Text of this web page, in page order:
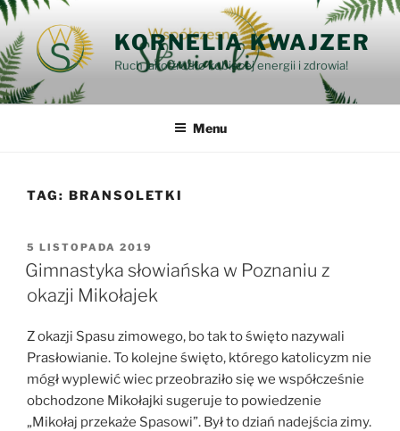
Przejdź
do
treści
KORNELIA KWAJZER
Ruch jako źródło kobiecej energii i zdrowia!
Menu
TAG: BRANSOLETKI
OPUBLIKOWANE
W
5 LISTOPADA 2019
Gimnastyka słowiańska w Poznaniu z
okazji Mikołajek
Z okazji Spasu zimowego, bo tak to święto nazywali
Prasłowianie. To kolejne święto, którego katolicyzm nie
mógł wyplewić wiec przeobraziło się we współcześnie
obchodzone Mikołajki sugeruje to powiedzenie
„Mikołaj przekaże Spasowi”. Był to dziań nadejścia zimy.